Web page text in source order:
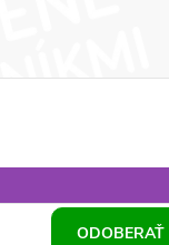
ODOBERAŤ